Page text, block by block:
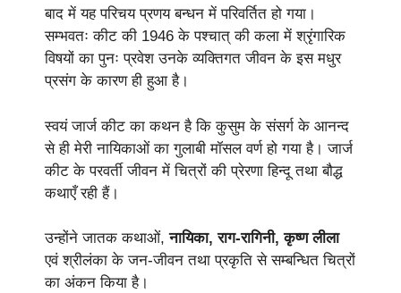
बाद में यह परिचय प्रणय बन्धन में परिवर्तित हो गया।
सम्भवतः कीट की 1946 के पश्चात् की कला में श्रृंगारिक
विषयों का पुनः प्रवेश उनके व्यक्तिगत जीवन के इस मधुर
प्रसंग के कारण ही हुआ है।
स्वयं जार्ज कीट का कथन है कि कुसुम के संसर्ग के आनन्द
से ही मेरी नायिकाओं का गुलाबी मॉसल वर्ण हो गया है। जार्ज
कीट के परवर्ती जीवन में चित्रों की प्रेरणा हिन्दू तथा बौद्ध
कथाएँ रही हैं।
उन्होंने जातक कथाओं,नायिका, राग-रागिनी, कृष्ण लीला
एवं श्रीलंका के जन-जीवन तथा प्रकृति से सम्बन्धित चित्रों
का अंकन किया है।